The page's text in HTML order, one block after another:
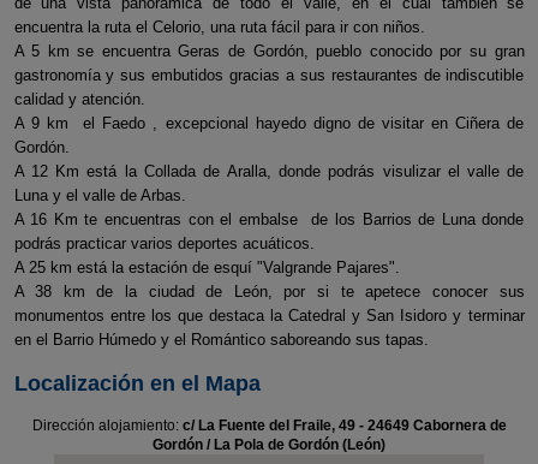
encuentra la ruta el Celorio, una ruta fácil para ir con niños.
A 5 km se encuentra Geras de Gordón, pueblo conocido por su gran
gastronomía y sus embutidos gracias a sus restaurantes de indiscutible
calidad y atención.
A 9 km el Faedo , excepcional hayedo digno de visitar en Ciñera de
Gordón.
A 12 Km está la Collada de Aralla, donde podrás visulizar el valle de
Luna y el valle de Arbas.
A 16 Km te encuentras con el embalse de los Barrios de Luna donde
podrás practicar varios deportes acuáticos.
A 25 km está la estación de esquí "Valgrande Pajares".
A 38 km de la ciudad de León, por si te apetece conocer sus
monumentos entre los que destaca la Catedral y San Isidoro y terminar
en el Barrio Húmedo y el Romántico saboreando sus tapas.
Localización en el Mapa
Dirección alojamiento: c/ La Fuente del Fraile, 49 - 24649 Cabornera de
Gordón / La Pola de Gordón (León)